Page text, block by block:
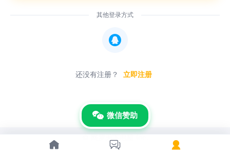
其他登录方式

还没有注册？ 立即注册
微信赞助
  